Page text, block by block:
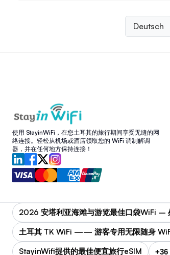
Deutsch
使用 StayinWiFi，在您土耳其的旅行期间享受无缝的网
络连接。轻松从机场或酒店领取您的 WiFi 调制解调
器，并在任何地方保持连接！
2026 安塔利亚海滩与游览最佳口袋WiFi –
土耳其 TK WiFi —— 游客专用无限随身
StayinWifi提供的最佳便宜旅行eSIM
+36